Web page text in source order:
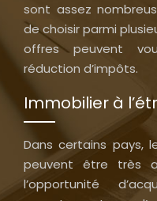
sont assez
de choisir parmi
offres peuvent
réduction d’impôts.
Immobilier à
Dans certains pays,
peuvent être très
l’opportunité